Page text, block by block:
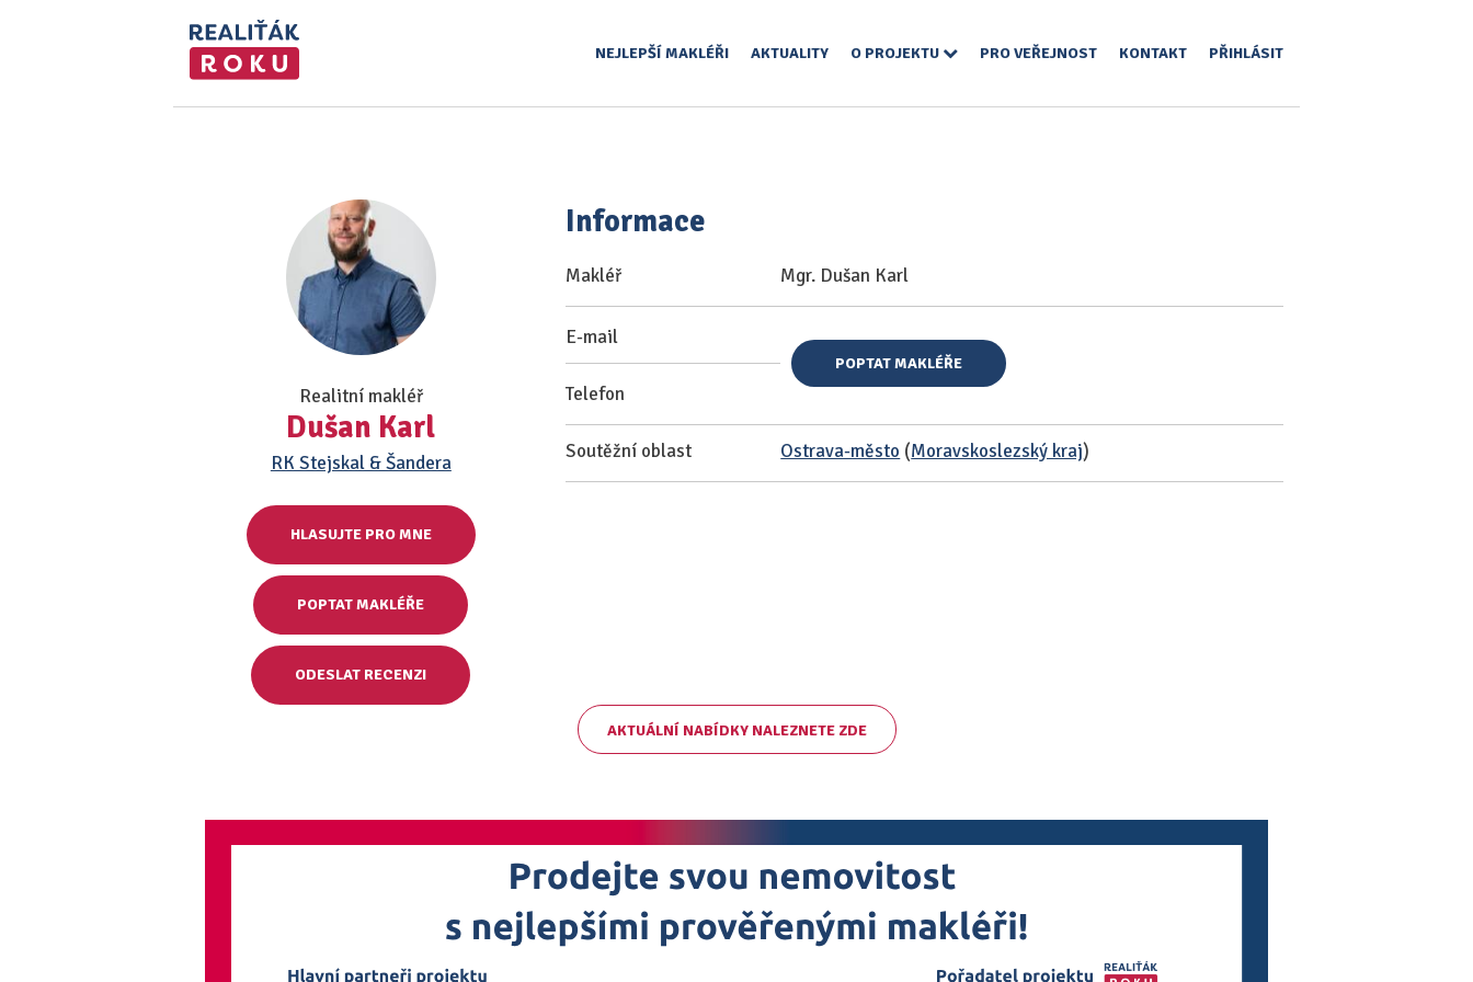
NEJLEPŠÍ MAKLÉŘI AKTUALITY O PROJEKTU PRO VEŘEJNOST KONTAKT PŘIHLÁSIT
Realitní makléř
Dušan Karl
RK Stejskal & Šandera
HLASUJTE PRO MNE
POPTAT MAKLÉŘE
ODESLAT RECENZI
Informace
Makléř Mgr. Dušan Karl
E-mail
Telefon
POPTAT MAKLÉŘE
Soutěžní oblast Ostrava-město (Moravskoslezský kraj)
AKTUÁLNÍ NABÍDKY NALEZNETE ZDE